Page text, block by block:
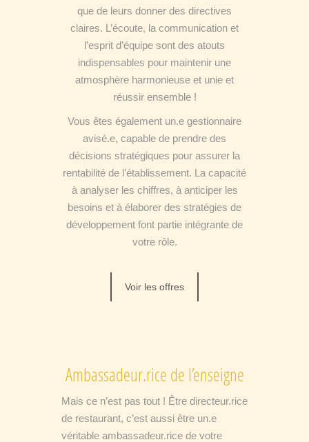
que de leurs donner des directives
claires. L’écoute, la communication et
l’esprit d’équipe sont des atouts
indispensables pour maintenir une
atmosphère harmonieuse et unie et
réussir ensemble !
Vous êtes également un.e gestionnaire
avisé.e, capable de prendre des
décisions stratégiques pour assurer la
rentabilité de l’établissement. La capacité
à analyser les chiffres, à anticiper les
besoins et à élaborer des stratégies de
développement font partie intégrante de
votre rôle.
Voir les offres
Ambassadeur.rice de l’enseigne
Mais ce n’est pas tout ! Être directeur.rice
de restaurant, c’est aussi être un.e
véritable ambassadeur.rice de votre